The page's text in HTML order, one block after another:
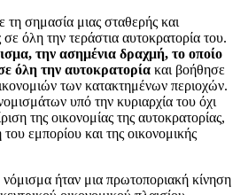
σημασία μιας σταθερής και
σε όλη την τεράστια αυτοκρατορία του.
την ασημένια δραχμή, το οποίο
όλη την αυτοκρατορία και βοήθησε
των κατακτημένων περιοχών.
υπό την κυριαρχία του όχι
της οικονομίας της αυτοκρατορίας,
εμπορίου και της οικονομικής
ήταν μια πρωτοποριακή κίνηση